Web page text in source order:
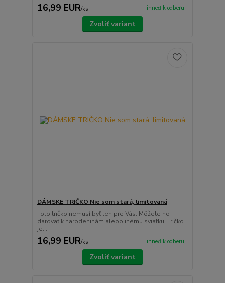
16,99 EUR/ks ihneď k odberu!
Zvoliť variant
DÁMSKE TRIČKO Nie som stará, limitovaná
Toto tričko nemusí byť len pre Vás. Môžete ho
darovať k narodeninám alebo inému sviatku. Tričko
je...
16,99 EUR/ks ihneď k odberu!
Zvoliť variant